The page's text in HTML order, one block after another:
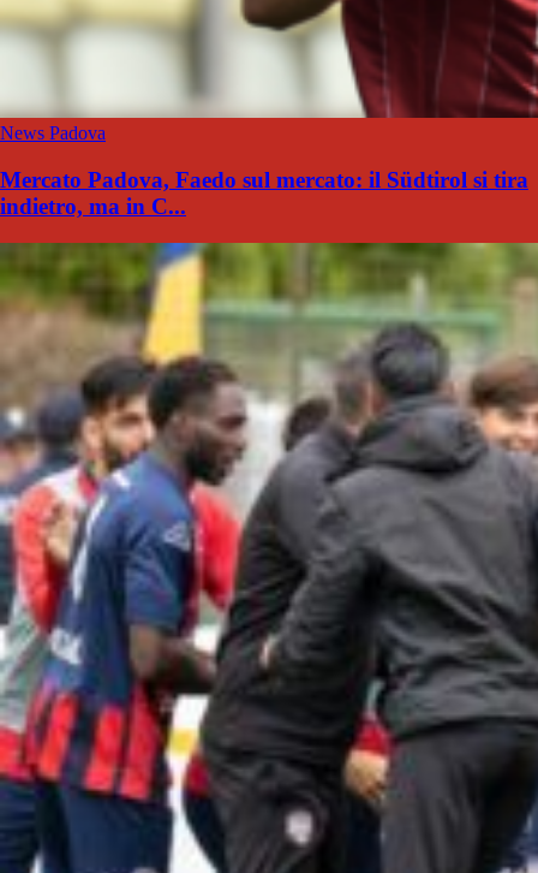
News Padova
Mercato Padova, Faedo sul mercato: il Südtirol si tira
indietro, ma in C...